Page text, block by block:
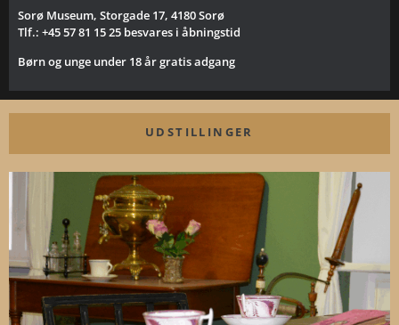
Sorø Museum, Storgade 17, 4180 Sorø
Tlf.: +45 57 81 15 25 besvares i åbningstid
Børn og unge under 18 år gratis adgang
UDSTILLINGER